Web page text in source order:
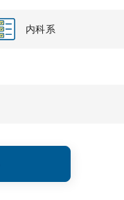
内科系